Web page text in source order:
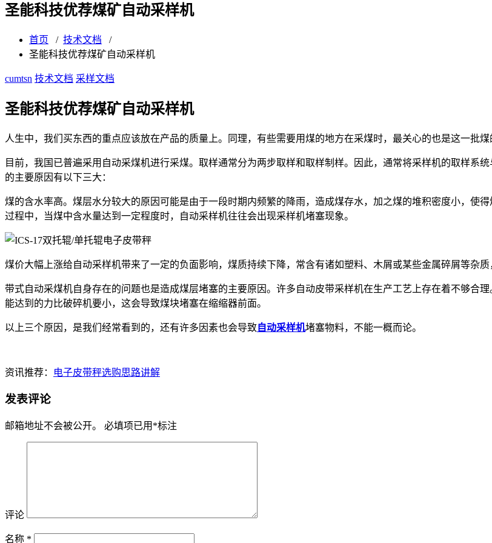
圣能科技优荐煤矿自动采样机
首页 / 技术文档 /
圣能科技优荐煤矿自动采样机
cumtsn 技术文档 采样文档
圣能科技优荐煤矿自动采样机
人生中，我们买东西的重点应该放在产品的质量上。同理，有些需要用煤的地方在采煤时，最关心的也是这一批煤
目前，我国已普遍采用自动采煤机进行采煤。取样通常分为两步取样和取样制样。因此，通常将采样机的取样系
的主要原因有以下三大：
煤的含水率高。煤层水分较大的原因可能是由于一段时期内频繁的降雨，造成煤存水，加之煤的堆积密度小，使
过程中，当煤中含水量达到一定程度时，自动采样机往往会出现采样机堵塞现象。
煤价大幅上涨给自动采样机带来了一定的负面影响，煤质持续下降，常含有诸如塑料、木屑或某些金属碎屑等杂
带式自动采煤机自身存在的问题也是造成煤层堵塞的主要原因。许多自动皮带采样机在生产工艺上存在着不够合
能达到的力比破碎机要小，这会导致煤块堵塞在缩缩器前面。
以上三个原因，是我们经常看到的，还有许多因素也会导致自动采样机堵塞物料，不能一概而论。
资讯推荐： 电子皮带秤选购思路讲解
发表评论
邮箱地址不会被公开。 必填项已用 *标注
评论
名称 *